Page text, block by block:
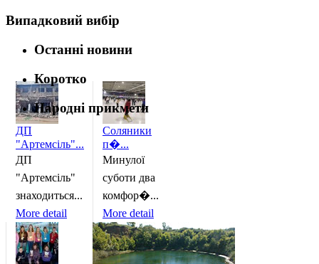
Випадковий вибір
Останні новини
Коротко
Народні прикмети
ДП
"Артемсіль"...
ДП
"Артемсіль"
знаходиться...
More detail
Соляники
п�...
Минулої
суботи два
комфор�...
More detail